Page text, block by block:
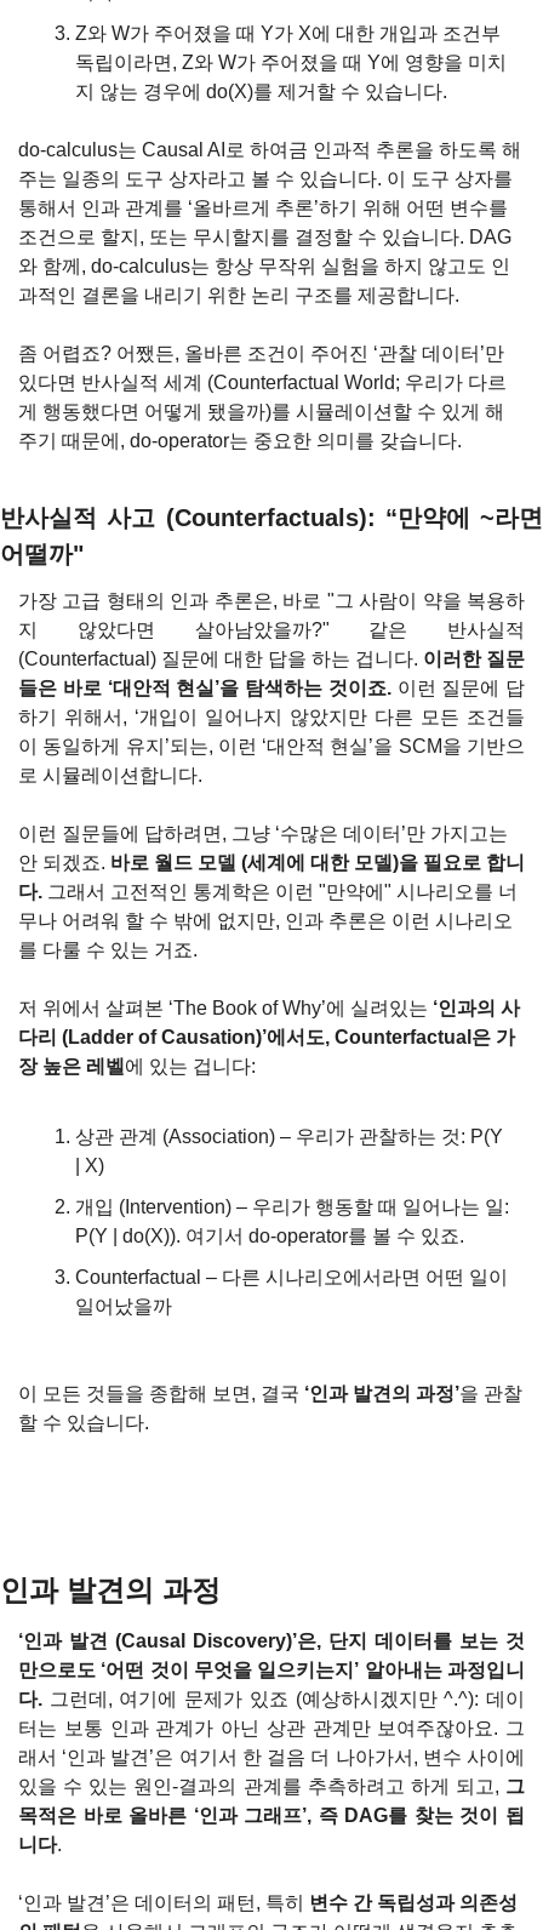
Z와 W가 주어졌을 때 Y가 X에 대한 개입과 조건부
독립이라면, Z와 W가 주어졌을 때 Y에 영향을 미치
지 않는 경우에 do(X)를 제거할 수 있습니다.
do-calculus는 Causal AI로 하여금 인과적 추론을 하도록 해
주는 일종의 도구 상자라고 볼 수 있습니다. 이 도구 상자를
통해서 인과 관계를 ‘올바르게 추론’하기 위해 어떤 변수를
조건으로 할지, 또는 무시할지를 결정할 수 있습니다. DAG
와 함께, do-calculus는 항상 무작위 실험을 하지 않고도 인
과적인 결론을 내리기 위한 논리 구조를 제공합니다.
좀 어렵죠? 어쨌든, 올바른 조건이 주어진 ‘관찰 데이터’만
있다면 반사실적 세계 (Counterfactual World; 우리가 다르
게 행동했다면 어떻게 됐을까)를 시뮬레이션할 수 있게 해
주기 때문에, do-operator는 중요한 의미를 갖습니다.
반사실적 사고 (Counterfactuals): “만약에 ~라면
어떨까"
가장 고급 형태의 인과 추론은, 바로 "그 사람이 약을 복용하
지 않았다면 살아남았을까?" 같은 반사실적
(Counterfactual) 질문에 대한 답을 하는 겁니다. 이러한 질문
들은 바로 ‘대안적 현실’을 탐색하는 것이죠. 이런 질문에 답
하기 위해서, ‘개입이 일어나지 않았지만 다른 모든 조건들
이 동일하게 유지’되는, 이런 ‘대안적 현실’을 SCM을 기반으
로 시뮬레이션합니다.
이런 질문들에 답하려면, 그냥 ‘수많은 데이터’만 가지고는
안 되겠죠. 바로 월드 모델 (세계에 대한 모델)을 필요로 합니
다. 그래서 고전적인 통계학은 이런 "만약에" 시나리오를 너
무나 어려워 할 수 밖에 없지만, 인과 추론은 이런 시나리오
를 다룰 수 있는 거죠.
저 위에서 살펴본 ‘The Book of Why’에 실려있는 ‘인과의 사
다리 (Ladder of Causation)’에서도, Counterfactual은 가
장 높은 레벨 에 있는 겁니다:
상관 관계 (Association) – 우리가 관찰하는 것: P(Y
| X)
개입 (Intervention) – 우리가 행동할 때 일어나는 일:
P(Y | do(X)). 여기서 do-operator를 볼 수 있죠.
Counterfactual – 다른 시나리오에서라면 어떤 일이
일어났을까
이 모든 것들을 종합해 보면, 결국 ‘인과 발견의 과정’을 관찰
할 수 있습니다.
인과 발견의 과정
‘인과 발견 (Causal Discovery)’은, 단지 데이터를 보는 것
만으로도 ‘어떤 것이 무엇을 일으키는지’ 알아내는 과정입니
다. 그런데, 여기에 문제가 있죠 (예상하시겠지만 ^.^): 데이
터는 보통 인과 관계가 아닌 상관 관계만 보여주잖아요. 그
래서 ‘인과 발견’은 여기서 한 걸음 더 나아가서, 변수 사이에
있을 수 있는 원인-결과의 관계를 추측하려고 하게 되고, 그
목적은 바로 올바른 ‘인과 그래프’, 즉 DAG를 찾는 것이 됩
니다.
‘인과 발견’은 데이터의 패턴, 특히
변수 간 독립성과 의존성